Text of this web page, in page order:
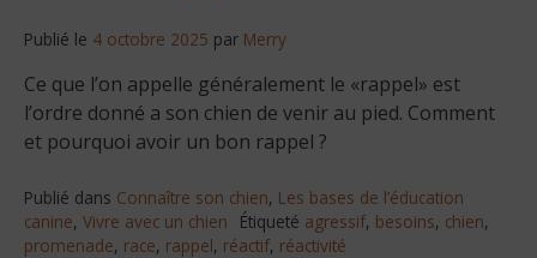
Publié le 4 octobre 2025 par Merry
Ce que l’on appelle généralement le «rappel» est
l’ordre donné a son chien de venir au pied. Comment
et pourquoi avoir un bon rappel ?
Publié dans Connaître son chien, Les bases de l’éducation
canine, Vivre avec un chien Étiqueté agressif, besoins, chien,
promenade, race, rappel, réactif, réactivité